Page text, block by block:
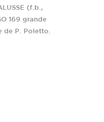
(f.b.,
169 grande
de P. Poletto.